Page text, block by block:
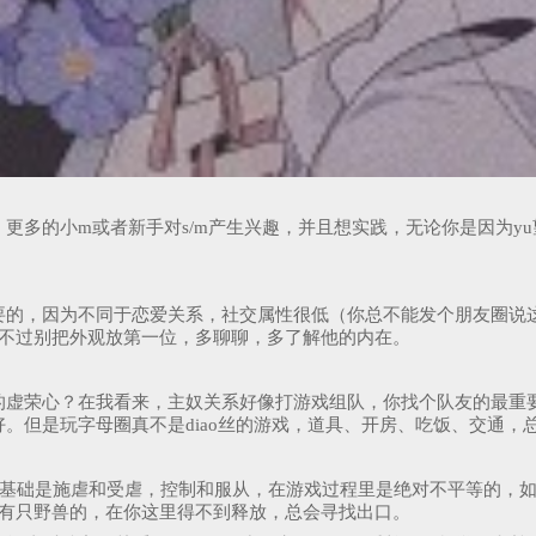
多的小m或者新手对s/m产生兴趣，并且想实践，无论你是因为
，因为不同于恋爱关系，社交属性很低（你总不能发个朋友圈
别把外观放第一位，多聊聊，多了解他的内在。
荣心？在我看来，主奴关系好像打游戏组队，你找个队友的最
但是玩字母圈真不是diao丝的游戏，道具、开房、吃饭、交通
础是施虐和受虐，控制和服从，在游戏过程里是绝对不平等的，
野兽的，在你这里得不到释放，总会寻找出口。